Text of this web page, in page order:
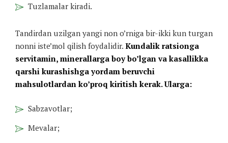
Tuzlamalar kiradi.
Tandirdan uzilgan yangi non o’rniga bir-ikki kun turgan
nonni iste’mol qilish foydalidir. Kundalik ratsionga
servitamin, minerallarga boy bo’lgan va kasallikka
qarshi kurashishga yordam beruvchi
mahsulotlardan ko’proq kiritish kerak. Ularga:
Sabzavotlar;
Mevalar;